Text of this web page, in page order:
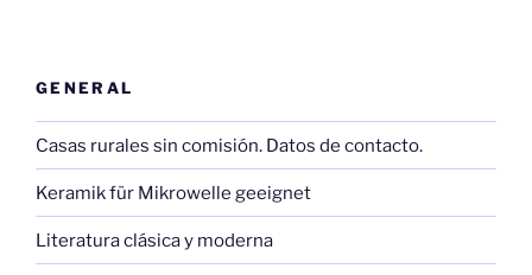
GENERAL
Casas rurales sin comisión. Datos de contacto.
Keramik für Mikrowelle geeignet
Literatura clásica y moderna